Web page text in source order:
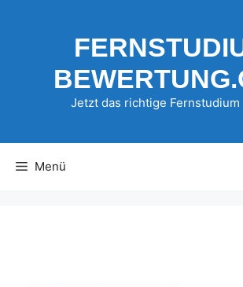
Jetzt das richtige Fernstudium
Menü